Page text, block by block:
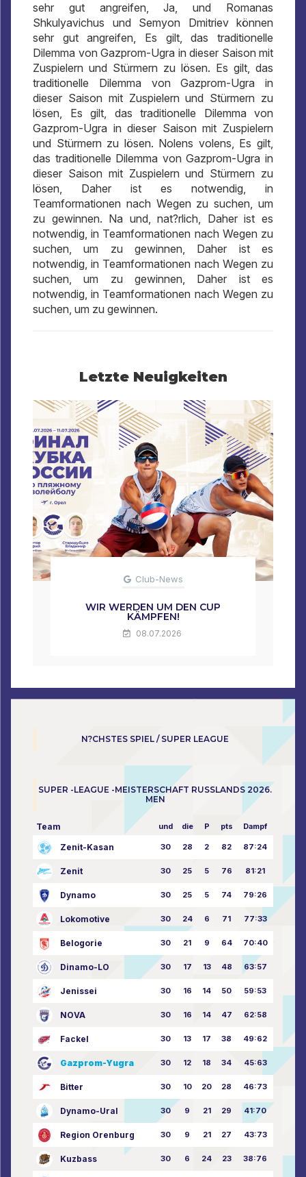
sehr gut angreifen, Ja, und Romanas
Shkulyavichus und Semyon Dmitriev können
sehr gut angreifen, Es gilt, das traditionelle
Dilemma von Gazprom-Ugra in dieser Saison mit
Zuspielern und Stürmern zu lösen. Es gilt, das
traditionelle Dilemma von Gazprom-Ugra in
dieser Saison mit Zuspielern und Stürmern zu
lösen, Es gilt, das traditionelle Dilemma von
Gazprom-Ugra in dieser Saison mit Zuspielern
und Stürmern zu lösen. Nolens volens, Es gilt,
das traditionelle Dilemma von Gazprom-Ugra in
dieser Saison mit Zuspielern und Stürmern zu
lösen, Daher ist es notwendig, in
Teamformationen nach Wegen zu suchen, um
zu gewinnen. Na und, nat?rlich, Daher ist es
notwendig, in Teamformationen nach Wegen zu
suchen, um zu gewinnen, Daher ist es
notwendig, in Teamformationen nach Wegen zu
suchen, um zu gewinnen, Daher ist es
notwendig, in Teamformationen nach Wegen zu
suchen, um zu gewinnen.
Letzte Neuigkeiten
Club-News
WIR WERDEN UM DEN CUP
KÄMPFEN!
08.07.2026
N?CHSTES SPIEL / SUPER LEAGUE
SUPER -LEAGUE -MEISTERSCHAFT RUSSLANDS 2026.
MEN
Team und die P pts Dampf
Zenit-Kasan 30 28 2 82 87:24
Zenit 30 25 5 76 81:21
Dynamo 30 25 5 74 79:26
Lokomotive 30 24 6 71 77:33
Belogorie 30 21 9 64 70:40
Dinamo-LO 30 17 13 48 63:57
Jenissei 30 16 14 50 59:53
NOVA 30 16 14 47 62:58
Fackel 30 13 17 38 49:62
Gazprom-Yugra 30 12 18 34 45:63
Bitter 30 10 20 28 46:73
Dynamo-Ural 30 9 21 29 41:70
Region Orenburg 30 9 21 27 43:73
Kuzbass 30 6 24 23 38:76